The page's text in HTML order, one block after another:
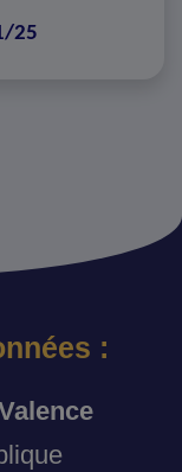
25
: